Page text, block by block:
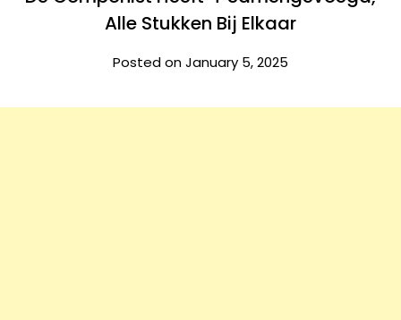
Alle Stukken Bij Elkaar
Posted on January 5, 2025